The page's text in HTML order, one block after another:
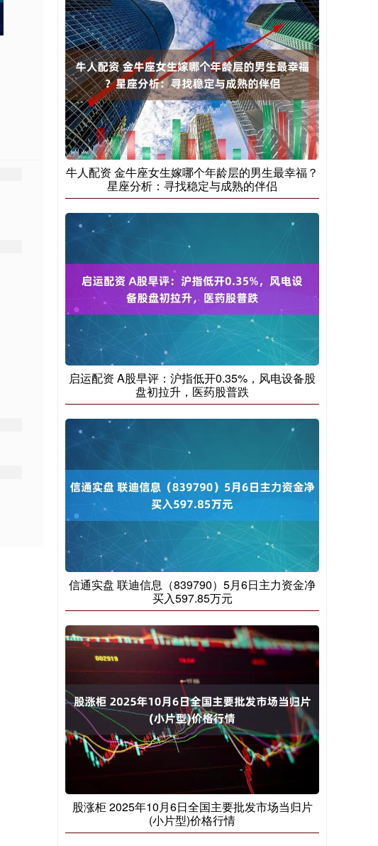
牛人配资 金牛座女生嫁哪个年龄层的男生最幸福？
星座分析：寻找稳定与成熟的伴侣
启运配资 A股早评：沪指低开0.35%，风电设备股
盘初拉升，医药股普跌
信通实盘 联迪信息（839790）5月6日主力资金净
买入597.85万元
股涨柜 2025年10月6日全国主要批发市场当归片
(小片型)价格行情